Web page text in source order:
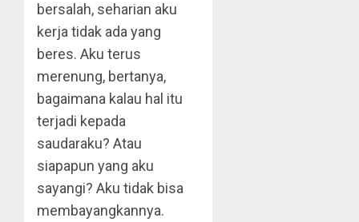
bersalah, seharian aku
kerja tidak ada yang
beres. Aku terus
merenung, bertanya,
bagaimana kalau hal itu
terjadi kepada
saudaraku? Atau
siapapun yang aku
sayangi? Aku tidak bisa
membayangkannya.